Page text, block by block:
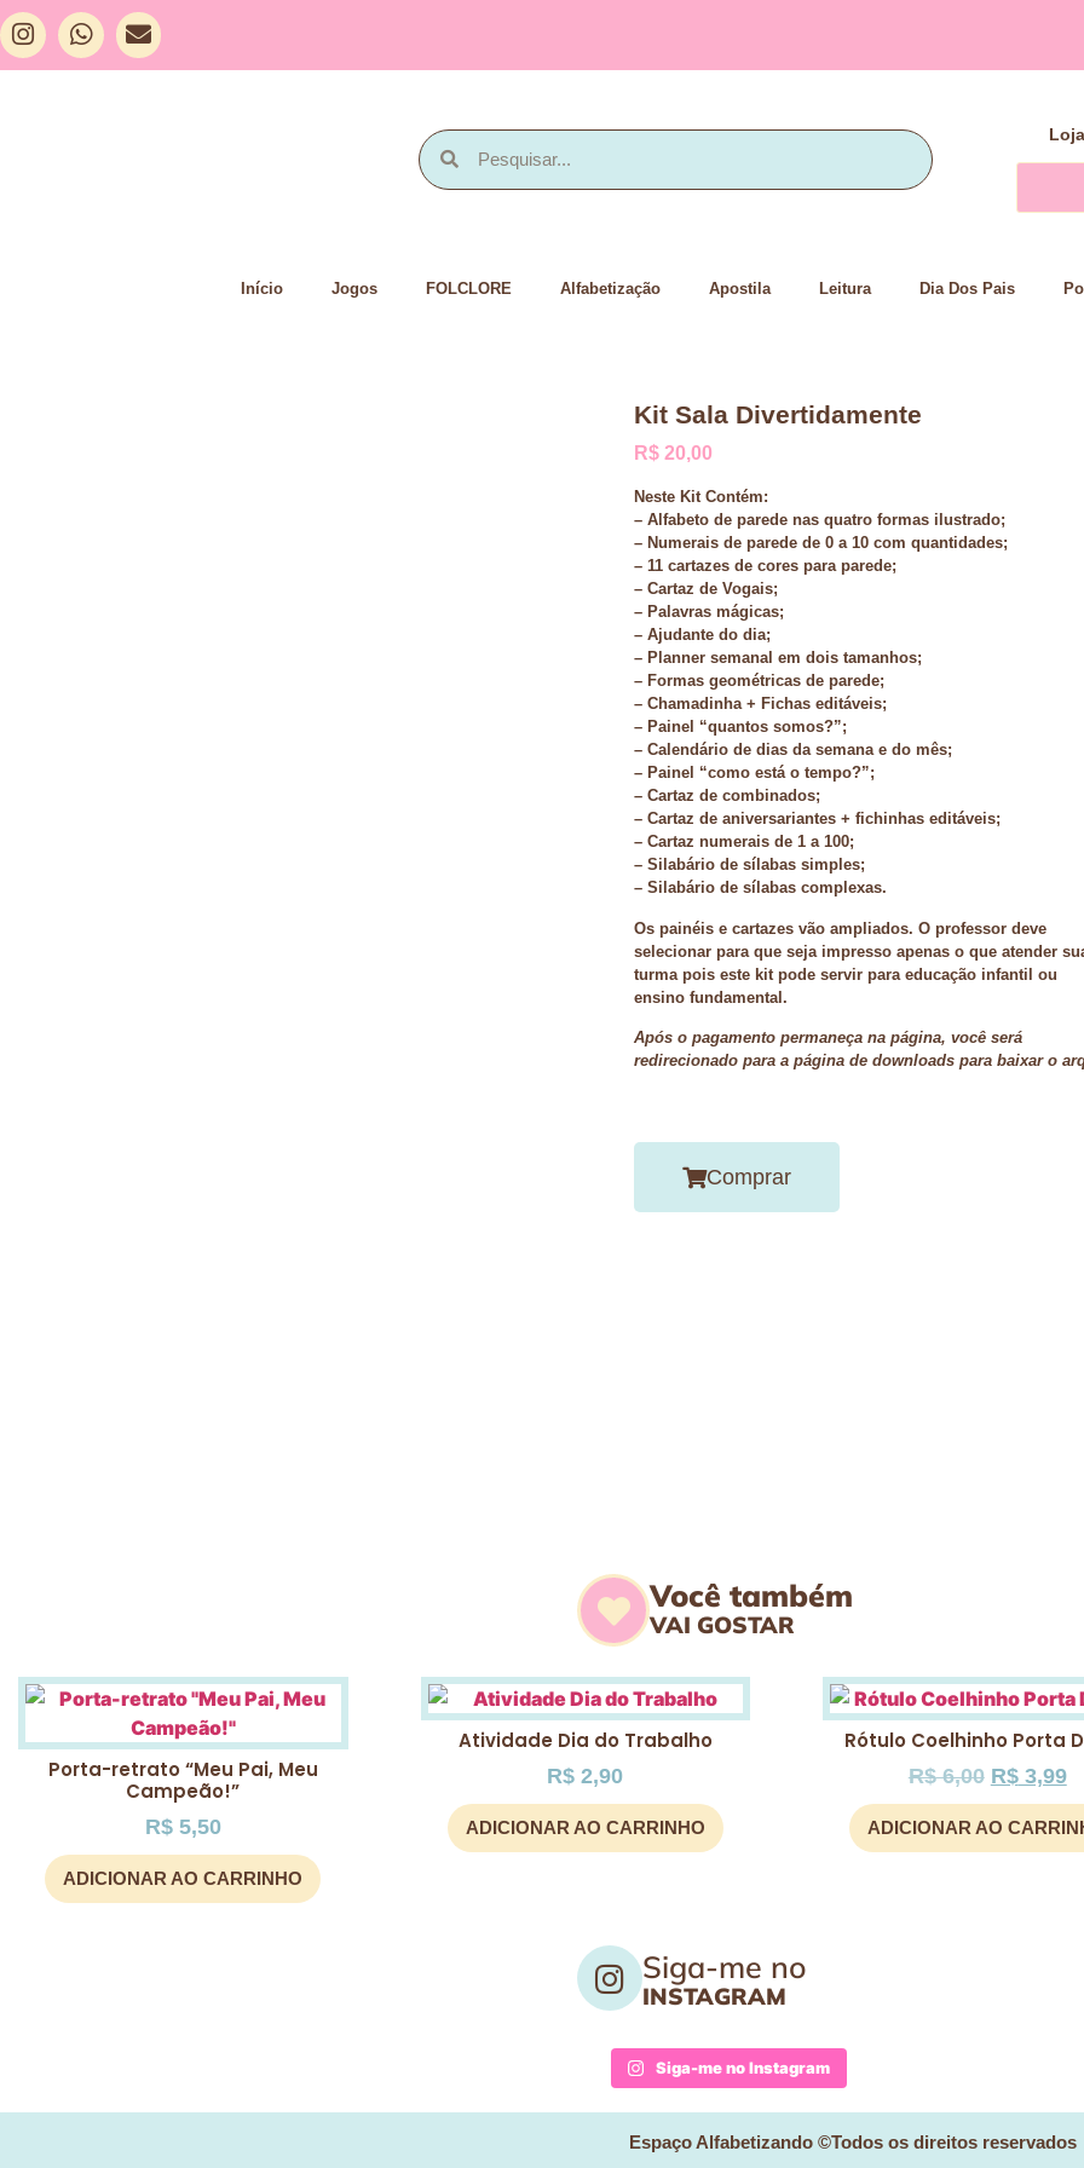
Loja
Início Jogos FOLCLORE Alfabetização Apostila Leitura Dia Dos Pais
Kit Sala Divertidamente
R$ 20,00
Neste Kit Contém:
– Alfabeto de parede nas quatro formas ilustrado;
– Numerais de parede de 0 a 10 com quantidades;
– 11 cartazes de cores para parede;
– Cartaz de Vogais;
– Palavras mágicas;
– Ajudante do dia;
– Planner semanal em dois tamanhos;
– Formas geométricas de parede;
– Chamadinha + Fichas editáveis;
– Painel “quantos somos?”;
– Calendário de dias da semana e do mês;
– Painel “como está o tempo?”;
– Cartaz de combinados;
– Cartaz de aniversariantes + fichinhas editáveis;
– Cartaz numerais de 1 a 100;
– Silabário de sílabas simples;
– ⁠Silabário de sílabas complexas.
Os painéis e cartazes vão ampliados. O professor deve
selecionar para que seja impresso apenas o que atender
turma pois este kit pode servir para educação infantil ou
ensino fundamental.
Após o pagamento permaneça na página, você será
redirecionado para a página de downloads para baixar o
Comprar
Você também
VAI GOSTAR
Porta-retrato “Meu Pai, Meu
Campeão!”
R$5,50
ADICIONAR AO CARRINHO
Atividade Dia do Trabalho
R$ 2,90
ADICIONAR AO CARRINHO
Rótulo Coelhinho Porta
R$6,00 R$3,99
ADICIONAR AO
Siga-me no
INSTAGRAM
Siga-me no Instagram
Espaço Alfabetizando ©Todos os direitos reservados